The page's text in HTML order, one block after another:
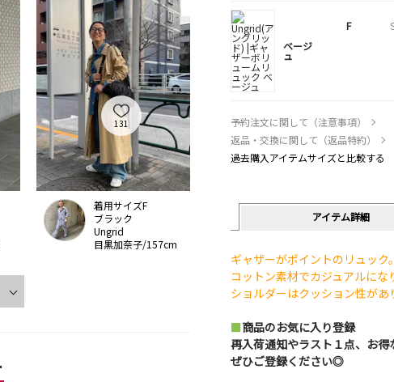
131
着用サイズF
ブラック
Ungrid
目黒加奈子/157cm
ベージ
ュ
F
予約注文に関して（注意事項）
返品・交換に関して（返品特約）
過去購入アイテムサイズと比較する
アイテム詳細
ギャザーがポイントのリュック。
コットン素材でカジュアルにな
ショルダーはクッション性があ
■商品のお気に入り登録
再入荷通知やラスト１点、お得
ぜひご登録ください◎